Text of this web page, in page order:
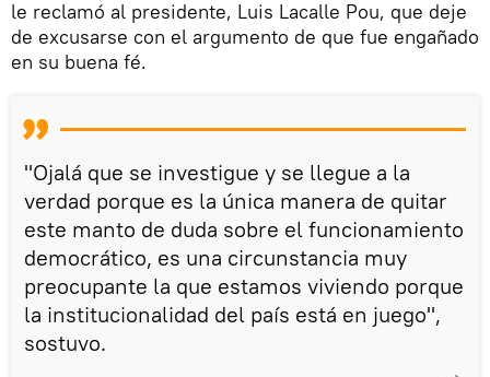
le reclamó al presidente, Luis Lacalle Pou, que deje
de excusarse con el argumento de que fue engañado
en su buena fé.
"Ojalá que se investigue y se llegue a la
verdad porque es la única manera de quitar
este manto de duda sobre el funcionamiento
democrático, es una circunstancia muy
preocupante la que estamos viviendo porque
la institucionalidad del país está en juego",
sostuvo.